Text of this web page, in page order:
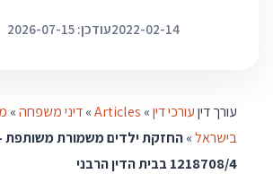
2022-02-14עודכן: 2026-07-15
עורך דיןעורכי דין»
Articles
»דיני משפחה»
בישראל»החזקת ילדים משמורת משותפת
1218708/4 בבית הדין הרבני